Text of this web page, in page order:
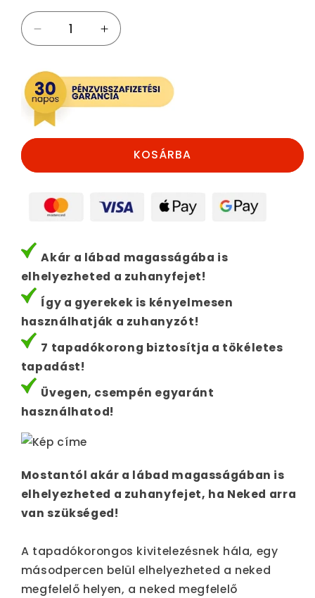
Tapadókorongos
zuhanyfej
mennyiségének
csökkentése
Tapadókorongos
zuhanyfej
mennyiségének
növelése
KOSÁRBA
Akár a lábad magasságába is
elhelyezheted a zuhanyfejet!
Így a gyerekek is kényelmesen
használhatják a zuhanyzót!
7 tapadókorong biztosítja a tökéletes
tapadást!
Üvegen, csempén egyaránt
használhatod!
Mostantól akár a lábad magasságában is
elhelyezheted a zuhanyfejet, ha Neked arra
van szükséged!
A tapadókorongos kivitelezésnek hála, egy
másodpercen belül elhelyezheted a neked
megfelelő helyen, a neked megfelelő